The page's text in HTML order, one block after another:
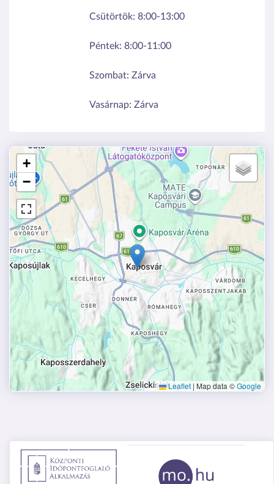
Csütörtök: 8:00-13:00
Péntek: 8:00-11:00
Szombat: Zárva
Vasárnap: Zárva
+
−
Leaflet | Map data ©Google